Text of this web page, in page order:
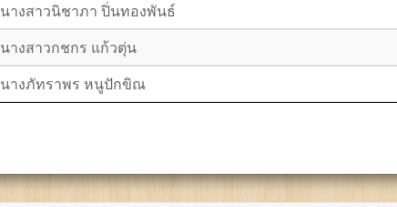
นางสาวนิชาภา ปิ่นทองพันธ์
นางสาวกชกร แก้วตุ่น
นางภัทราพร หนูปักขิณ